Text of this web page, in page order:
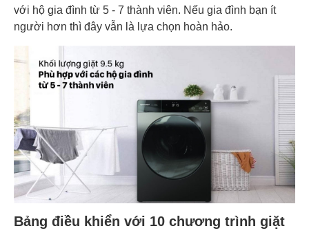
với hộ gia đình từ 5 - 7 thành viên. Nếu gia đình bạn ít
người hơn thì đây vẫn là lựa chọn hoàn hảo.
Bảng điều khiển với 10 chương trình giặt